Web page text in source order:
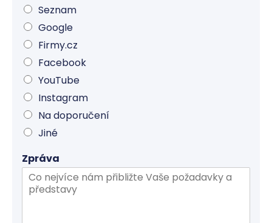
Seznam
Google
Firmy.cz
Facebook
YouTube
Instagram
Na doporučení
Jiné
Zpráva